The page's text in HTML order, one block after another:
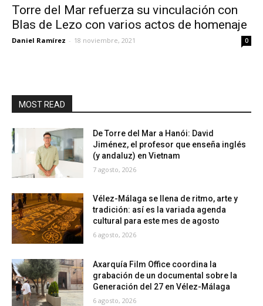
Torre del Mar refuerza su vinculación con
Blas de Lezo con varios actos de homenaje
Daniel Ramírez - 18 noviembre, 2021 0
MOST READ
De Torre del Mar a Hanói: David
Jiménez, el profesor que enseña inglés
(y andaluz) en Vietnam
7 agosto, 2026
Vélez-Málaga se llena de ritmo, arte y
tradición: así es la variada agenda
cultural para este mes de agosto
6 agosto, 2026
Axarquía Film Office coordina la
grabación de un documental sobre la
Generación del 27 en Vélez-Málaga
6 agosto, 2026